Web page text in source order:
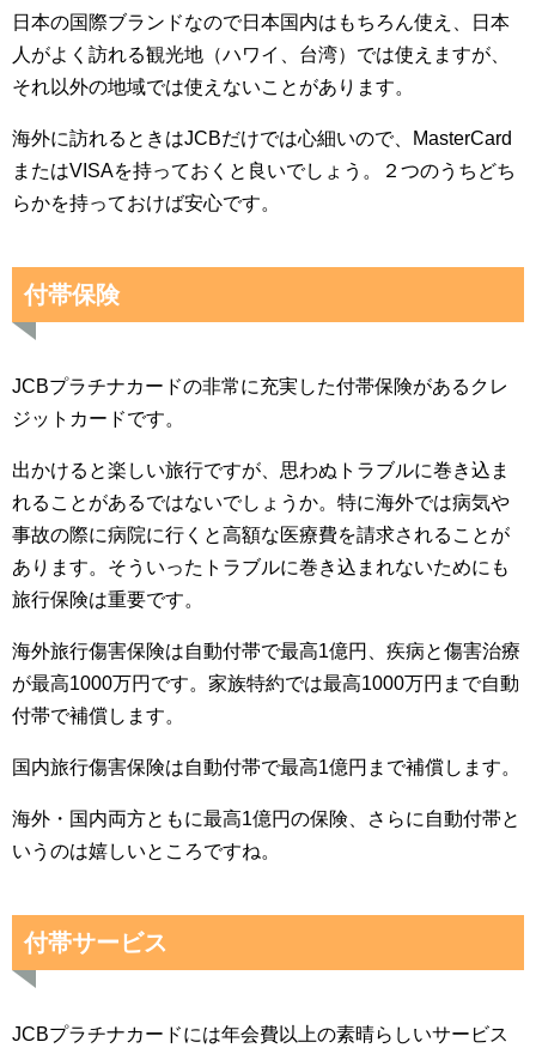
日本の国際ブランドなので日本国内はもちろん使え、日本
人がよく訪れる観光地（ハワイ、台湾）では使えますが、
それ以外の地域では使えないことがあります。
海外に訪れるときはJCBだけでは心細いので、MasterCard
またはVISAを持っておくと良いでしょう。２つのうちどち
らかを持っておけば安心です。
付帯保険
JCBプラチナカードの非常に充実した付帯保険があるクレ
ジットカードです。
出かけると楽しい旅行ですが、思わぬトラブルに巻き込ま
れることがあるではないでしょうか。特に海外では病気や
事故の際に病院に行くと高額な医療費を請求されることが
あります。そういったトラブルに巻き込まれないためにも
旅行保険は重要です。
海外旅行傷害保険は自動付帯で最高1億円、疾病と傷害治療
が最高1000万円です。家族特約では最高1000万円まで自動
付帯で補償します。
国内旅行傷害保険は自動付帯で最高1億円まで補償します。
海外・国内両方ともに最高1億円の保険、さらに自動付帯と
いうのは嬉しいところですね。
付帯サービス
JCBプラチナカードには年会費以上の素晴らしいサービス